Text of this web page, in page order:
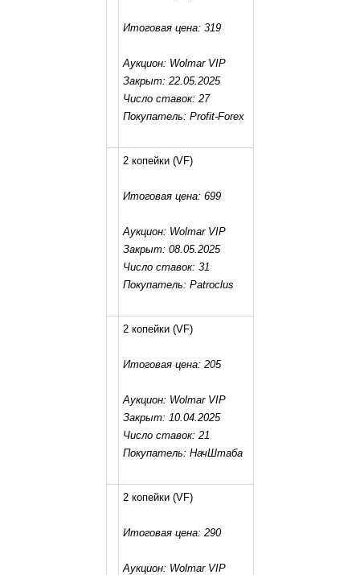
Итоговая цена: 319
Аукцион: Wolmar VIP
Закрыт: 22.05.2025
Число ставок: 27
Покупатель: Profit-Forex
2 копейки (VF)
Итоговая цена: 699
Аукцион: Wolmar VIP
Закрыт: 08.05.2025
Число ставок: 31
Покупатель: Patroclus
2 копейки (VF)
Итоговая цена: 205
Аукцион: Wolmar VIP
Закрыт: 10.04.2025
Число ставок: 21
Покупатель: НачШтаба
2 копейки (VF)
Итоговая цена: 290
Аукцион: Wolmar VIP